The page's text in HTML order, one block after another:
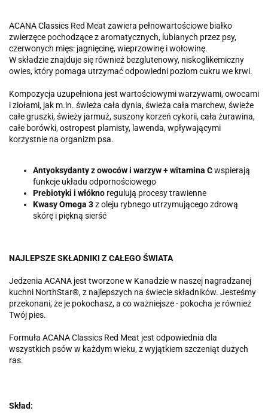
ACANA Classics Red Meat zawiera pełnowartościowe białko
zwierzęce pochodzące z aromatycznych, lubianych przez psy,
czerwonych mięs: jagnięcinę, wieprzowinę i wołowinę.
W składzie znajduje się również bezglutenowy, niskoglikemiczny
owies, który pomaga utrzymać odpowiedni poziom cukru we krwi.
Kompozycja uzupełniona jest wartościowymi warzywami, owocami
i ziołami, jak m.in. świeża cała dynia, świeża cała marchew, świeże
całe gruszki, świeży jarmuż, suszony korzeń cykorii, cała żurawina,
całe borówki, ostropest plamisty, lawenda, wpływającymi
korzystnie na organizm psa.
Antyoksydanty z owoców i warzyw +witamina Cwspierają
funkcje układu odpornościowego
Prebiotyki i włókno regulują procesy trawienne
Kwasy Omega 3z oleju rybnego utrzymującego zdrową
skórę i piękną sierść
NAJLEPSZE SKŁADNIKI Z CAŁEGO ŚWIATA
Jedzenia ACANA jest tworzone w Kanadzie w naszej nagradzanej
kuchni NorthStar®, z najlepszych na świecie składników. Jesteśmy
przekonani, że je pokochasz, a co ważniejsze - pokocha je również
Twój pies.
Formuła ACANA Classics Red Meat jest odpowiednia dla
wszystkich psów w każdym wieku, z wyjątkiem szczeniąt dużych
ras.
Skład: